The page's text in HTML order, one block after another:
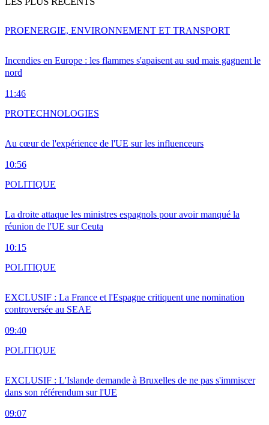
Incendies en Europe : les flammes s'apaisent au sud mais gagnent le
nord
11:46
PROENERGIE, ENVIRONNEMENT ET TRANSPORT
Au cœur de l'expérience de l'UE sur les influenceurs
10:56
PROTECHNOLOGIES
La droite attaque les ministres espagnols pour avoir manqué la
réunion de l'UE sur Ceuta
10:15
POLITIQUE
EXCLUSIF : La France et l'Espagne critiquent une nomination
controversée au SEAE
09:40
POLITIQUE
EXCLUSIF : L'Islande demande à Bruxelles de ne pas s'immiscer
dans son référendum sur l'UE
09:07
POLITIQUE